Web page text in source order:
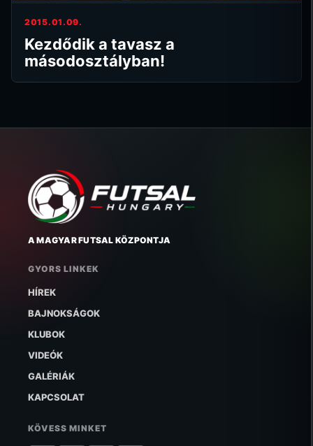
2015.01.09.
Kezdődik a tavasz a
másodosztályban!
A MAGYAR FUTSAL KÖZPONTJA
GYORS LINKEK
HÍREK
BAJNOKSÁGOK
KLUBOK
VIDEÓK
GALÉRIÁK
KAPCSOLAT
KÖVESS MINKET